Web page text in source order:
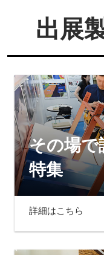
出展
その場で
特集
詳細はこちら